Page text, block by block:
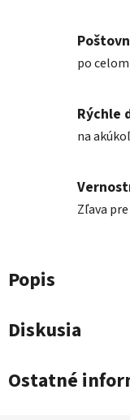
po
Rýchle
na
Zľava
Popis
Diskusia
Ostatné